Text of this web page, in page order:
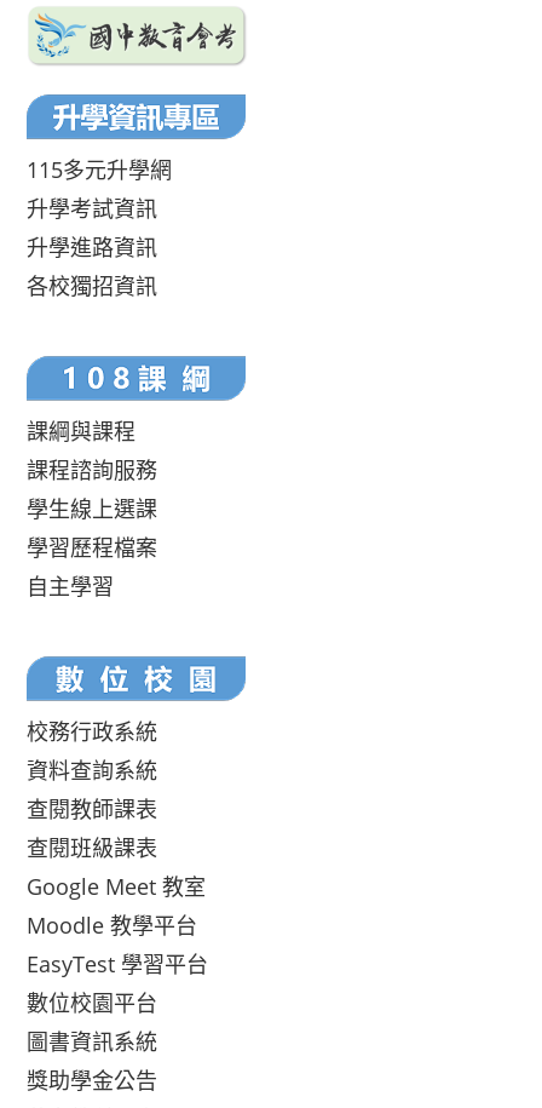
115多元升學網
升學考試資訊
升學進路資訊
各校獨招資訊
課綱與課程
課程諮詢服務
學生線上選課
學習歷程檔案
自主學習
校務行政系統
資料查詢系統
查閱教師課表
查閱班級課表
Google Meet 教室
Moodle 教學平台
EasyTest 學習平台
數位校園平台
圖書資訊系統
獎助學金公告